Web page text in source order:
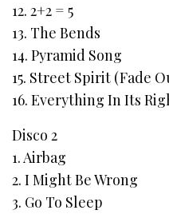
12. 2+2 = 5
13. The Bends
14. Pyramid Song
15. Street Spirit (Fade
16. Everything In Its
Disco 2
1. Airbag
2. I Might Be Wrong
3. Go To Sleep